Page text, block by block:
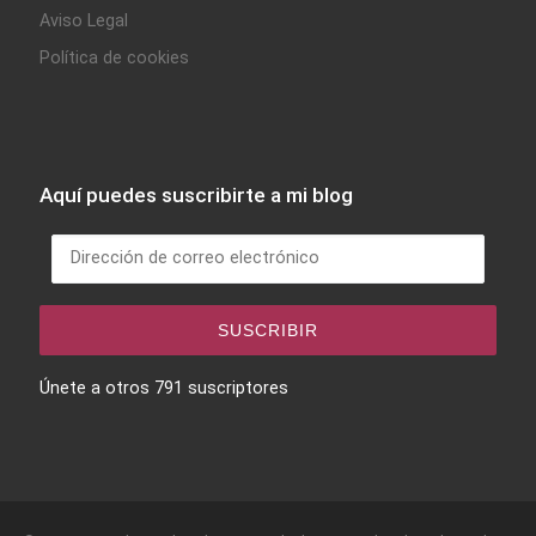
Aviso Legal
Política de cookies
Aquí puedes suscribirte a mi blog
Dirección de correo electrónico
SUSCRIBIR
Únete a otros 791 suscriptores